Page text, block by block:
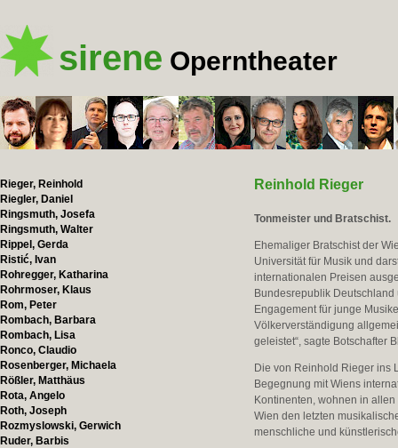
sirene Operntheater
Rieger, Reinhold
Riegler, Daniel
Ringsmuth, Josefa
Ringsmuth, Walter
Rippel, Gerda
Ristić, Ivan
Rohregger, Katharina
Rohrmoser, Klaus
Rom, Peter
Rombach, Barbara
Rombach, Lisa
Ronco, Claudio
Rosenberger, Michaela
Rößler, Matthäus
Rota, Angelo
Roth, Joseph
Rozmyslowski, Gerwich
Ruder, Barbis
Reinhold Rieger
Tonmeister und Bratschist.
Ehemaliger Bratschist der
Universität für Musik und
internationalen Preisen
Bundesrepublik
Engagement für junge
Völkerverständigung
geleistet“, sagte Botschafter
Die von Reinhold Rieger ins
Begegnung mit Wiens
Kontinenten, wohnen in
Wien den letzten
menschliche und